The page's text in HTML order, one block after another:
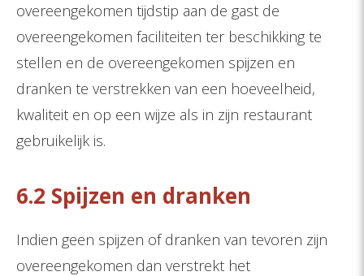
overeengekomen tijdstip aan de gast de
overeengekomen faciliteiten ter beschikking te
stellen en de overeengekomen spijzen en
dranken te verstrekken van een hoeveelheid,
kwaliteit en op een wijze als in zijn restaurant
gebruikelijk is.
6.2 Spijzen en dranken
Indien geen spijzen of dranken van tevoren zijn
overeengekomen dan verstrekt het